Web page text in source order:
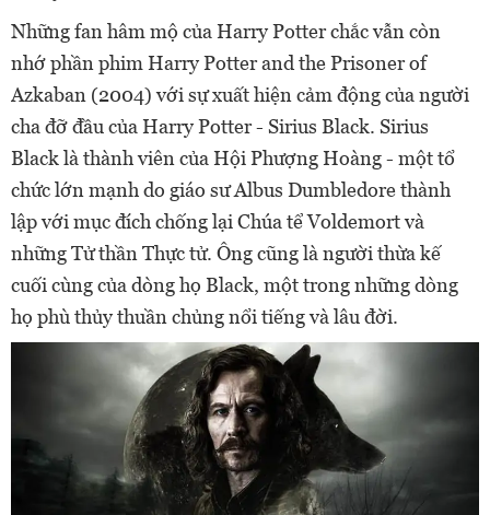
Những fan hâm mộ của Harry Potter chắc vẫn còn
nhớ phần phim Harry Potter and the Prisoner of
Azkaban (2004) với sự xuất hiện cảm động của người
cha đỡ đầu của Harry Potter - Sirius Black. Sirius
Black là thành viên của Hội Phượng Hoàng - một tổ
chức lớn mạnh do giáo sư Albus Dumbledore thành
lập với mục đích chống lại Chúa tể Voldemort và
những Tử thần Thực tử. Ông cũng là người thừa kế
cuối cùng của dòng họ Black, một trong những dòng
họ phù thủy thuần chủng nổi tiếng và lâu đời.